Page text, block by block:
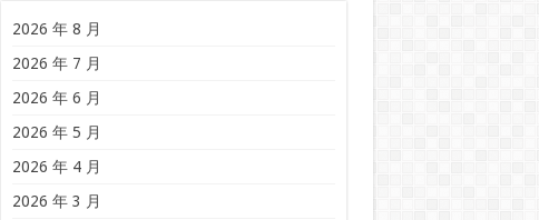
2026 年 8 月
2026 年 7 月
2026 年 6 月
2026 年 5 月
2026 年 4 月
2026 年 3 月